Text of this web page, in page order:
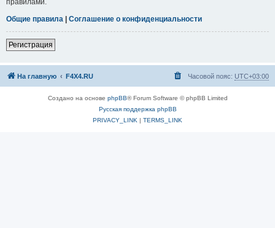
Общие правила | Соглашение о конфиденциальности
Регистрация
На главную F4X4.RU Часовой пояс: UTC+03:00
Создано на основе phpBB® Forum Software © phpBB Limited
Русская поддержка phpBB
PRIVACY_LINK | TERMS_LINK